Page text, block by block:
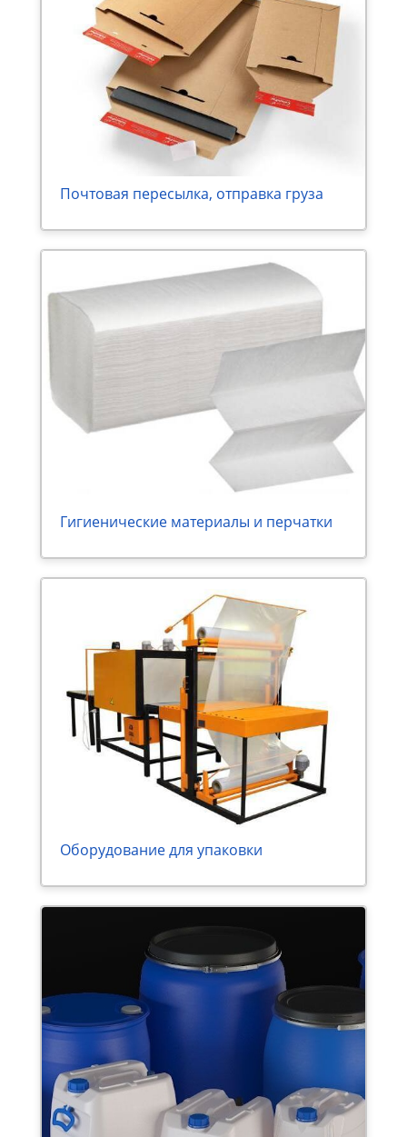
Почтовая пересылка, отправка груза
Гигиенические материалы и перчатки
Оборудование для упаковки